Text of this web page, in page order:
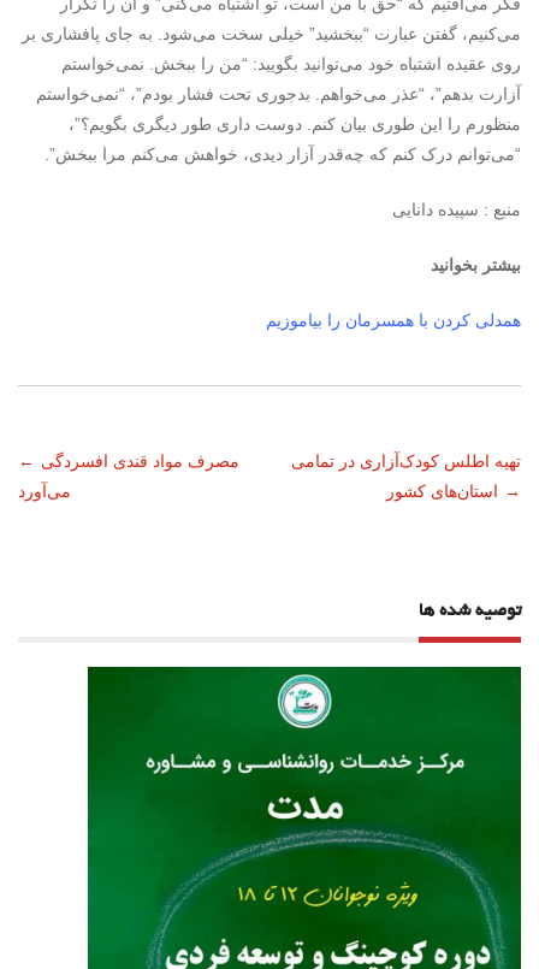
فکر می‌افتیم که “حق با من است، تو اشتباه می‌کنی” و آن را تکرار
می‌کنیم، گفتن عبارت “ببخشید” خیلی سخت می‌شود. به جای پافشاری بر
روی عقیده اشتباه خود می‌توانید بگویید: “من را ببخش. نمی‌خواستم
آزارت بدهم”، “عذر می‌خواهم. بدجوری تحت فشار بودم”، “نمی‌خواستم
منظورم را این طوری بیان کنم. دوست داری طور دیگری بگویم؟”،
“می‌توانم درک کنم که چه‌قدر آزار دیدی، خواهش می‌کنم مرا ببخش”.
منبع : سپیده دانایی
بیشتر بخوانید
همدلی کردن با همسرمان را بیاموزیم
ناوبری
نوشته
← مصرف مواد قندی افسردگی
می‌آورد
تهیه اطلس کودک‌آزاری در تمامی
استان‌های کشور →
توصیه شده ها